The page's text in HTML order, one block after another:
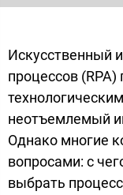
Искусственный
процессов
неотъемлемый
Однако многие
вопросами: с
выбрать